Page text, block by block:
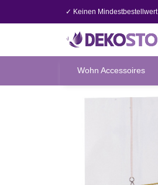
✓ Keinen Mindestbestellwert
Wohn Accessoires